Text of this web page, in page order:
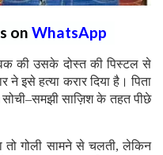
on WhatsApp
की उसके दोस्त की पिस्टल से
इसे हत्या करार दिया है। पिता
साज़िश के तहत पीछे
तो गोली सामने से चलती, लेकिन